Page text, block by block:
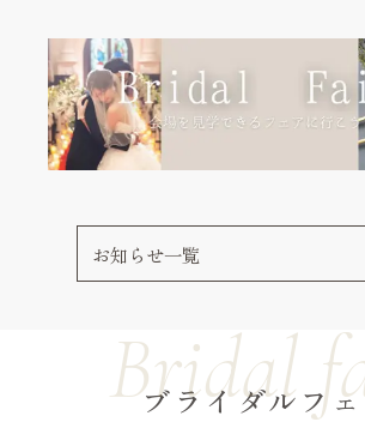
お知らせ一覧
ブライダルフ